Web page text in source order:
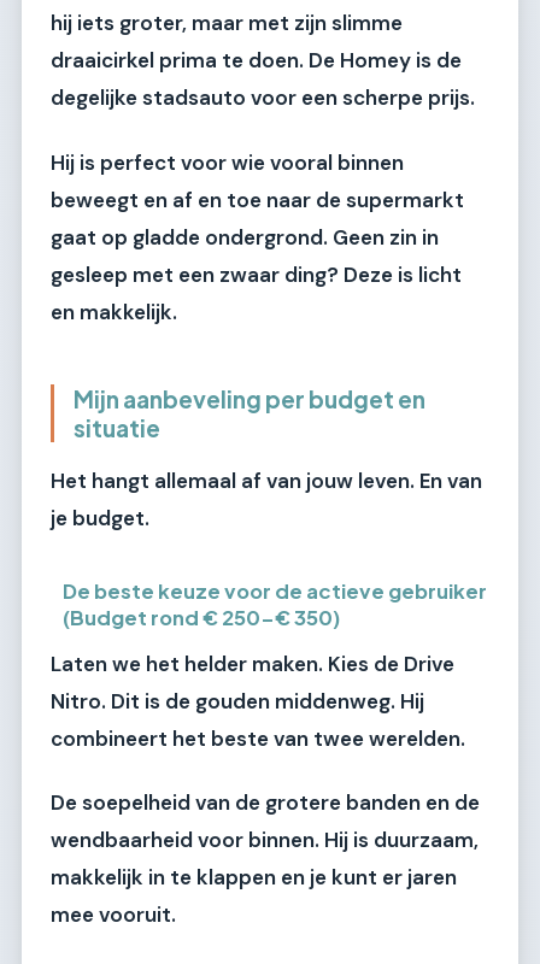
hij iets groter, maar met zijn slimme
draaicirkel prima te doen. De Homey is de
degelijke stadsauto voor een scherpe prijs.
Hij is perfect voor wie vooral binnen
beweegt en af en toe naar de supermarkt
gaat op gladde ondergrond. Geen zin in
gesleep met een zwaar ding? Deze is licht
en makkelijk.
Mijn aanbeveling per budget en
situatie
Het hangt allemaal af van jouw leven. En van
je budget.
De beste keuze voor de actieve gebruiker
(Budget rond € 250-€ 350)
Laten we het helder maken. Kies de Drive
Nitro. Dit is de gouden middenweg. Hij
combineert het beste van twee werelden.
De soepelheid van de grotere banden en de
wendbaarheid voor binnen. Hij is duurzaam,
makkelijk in te klappen en je kunt er jaren
mee vooruit.